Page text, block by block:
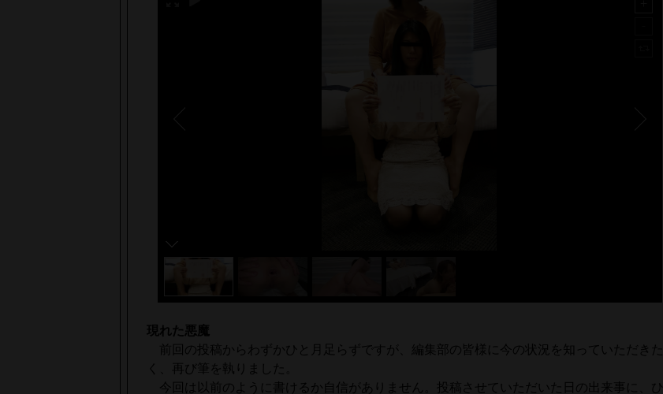
現れた悪魔
前回の投稿からわずかひと月足らずですが、編集部の皆様に今の状況を知っていただきた
く、再び筆を執りました。
今回は以前のように書けるか自信がありません。投稿させていただいた日の出来事に、ひ